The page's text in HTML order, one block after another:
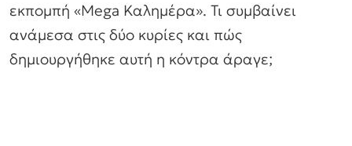
εκπομπή «Mega Καλημέρα». Τι συμβαίνει
ανάμεσα στις δύο κυρίες και πώς
δημιουργήθηκε αυτή η κόντρα άραγε;